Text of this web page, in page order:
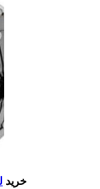
خرید